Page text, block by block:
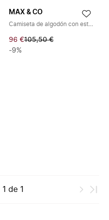
MAX & CO
Camiseta de algodón con estampado frontal
96 €105,50 €
-9%
1 de 1